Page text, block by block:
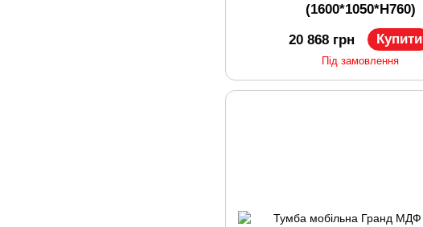
(1600*1050*H760)
20 868 грн Купити
Під замовлення